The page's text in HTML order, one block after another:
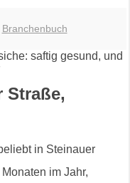
Branchenbuch
Straße,
in Steinauer
im Jahr,